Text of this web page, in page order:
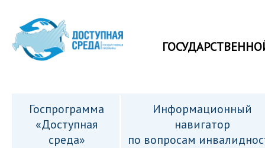
Госпрограмма
«Доступная
среда»
Информационный
навигатор
по вопросам